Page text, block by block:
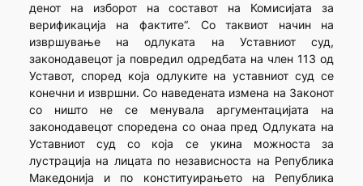
денот на изборот на составот на Комисијата за
верификација на фактите“. Со таквиот начин на
извршување на одлуката на Уставниот суд,
законодавецот ја повредил одредбата на член 113 од
Уставот, според која одлуките на уставниот суд се
конечни и извршни. Со наведената измена на Законот
со ништо не се менувала аргументацијата на
законодавецот споредена со онаа пред Одлуката на
Уставниот суд со која се укина можноста за
лустрација на лицата по независноста на Република
Македонија и по конституирањето на Република